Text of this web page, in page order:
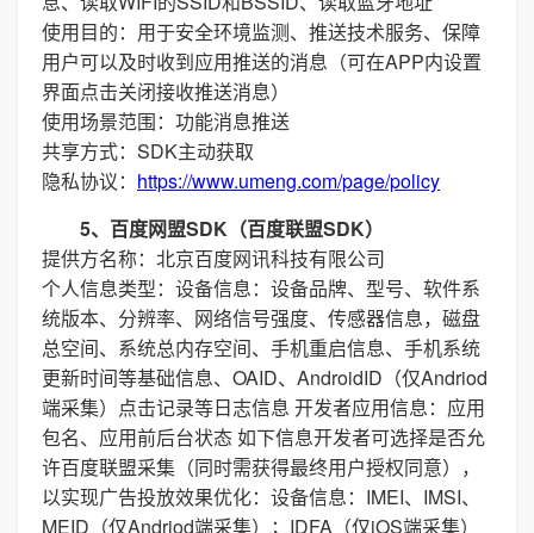
使用目的：用于安全环境监测、推送技术服务、保障
用户可以及时收到应用推送的消息（可在APP内设置
界面点击关闭接收推送消息）
使用场景范围：功能消息推送
共享方式：SDK主动获取
隐私协议： https://www.umeng.com/page/policy
5、百度网盟SDK（百度联盟SDK）
提供方名称：北京百度网讯科技有限公司
个人信息类型：设备信息：设备品牌、型号、软件系
统版本、分辨率、网络信号强度、传感器信息，磁盘
总空间、系统总内存空间、手机重启信息、手机系统
更新时间等基础信息、OAID、AndroidID（仅Andriod
端采集）点击记录等日志信息 开发者应用信息：应用
包名、应用前后台状态 如下信息开发者可选择是否允
许百度联盟采集（同时需获得最终用户授权同意），
以实现广告投放效果优化：设备信息：IMEI、IMSI、
MEID（仅Andriod端采集）；IDFA（仅iOS端采集）